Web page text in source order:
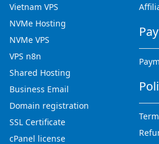
Vietnam VPS
NVMe Hosting
NVMe VPS
VPS n8n
Shared Hosting
Business Email
Domain registration
SSL Certificate
cPanel license